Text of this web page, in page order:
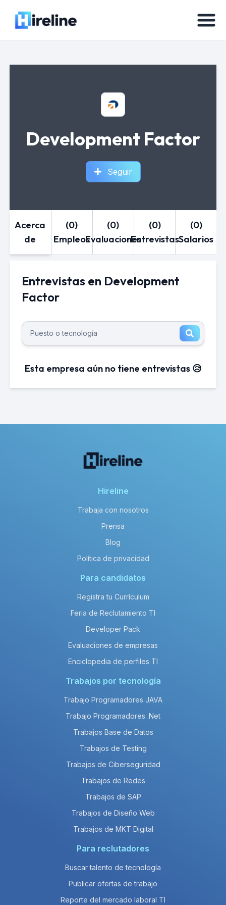
Development Factor
Seguir
Acerca
de
(0)
Empleos
(0)
Evaluaciones
(0)
Entrevistas
(0)
Salarios
Entrevistas en Development
Factor
Esta empresa aún no tiene entrevistas 😥
Hireline
Trabaja con nosotros
Prensa
Blog
Política de privacidad
Para candidatos
Registra tu Currículum
Feria de Reclutamiento TI
Developer Pack
Evaluaciones de empresas
Enciclopedia de perfiles TI
Trabajos por tecnología
Trabajo Programadores JAVA
Trabajo Programadores .Net
Trabajos Base de Datos
Trabajos de Testing
Trabajos de Ciberseguridad
Trabajos de Redes
Trabajos de SAP
Trabajos de Diseño Web
Trabajos de MKT Digital
Para reclutadores
Buscar talento de tecnología
Publicar ofertas de trabajo
Reporte del mercado laboral TI